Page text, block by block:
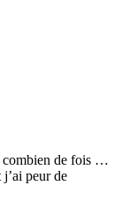
combien de fois …
peur de